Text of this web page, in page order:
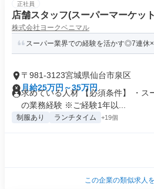
正社員
店舗スタッフ(スーパーマーケッ
株式会社ヨークベニマル
スーパー業界での経験を活かす◎7連休
〒981-3123宮城県仙台市泉区
月給25万円～35万円
求めている人材 【必須条件】 ・ス
の業務経験 ※ご経験1年以...
制服あり ランチタイム +19個
この企業の類似求人